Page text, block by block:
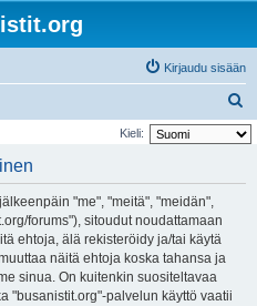
Kirjaudu sisään
t
Kieli:
"me", "meitä", "meidän",
forums"), sitoudut noudattamaan
ehtoja, älä rekisteröidy ja/tai käytä
näitä ehtoja koska tahansa ja
sinua. On kuitenkin suositeltavaa
"busanistit.org"-palvelun käyttö vaatii